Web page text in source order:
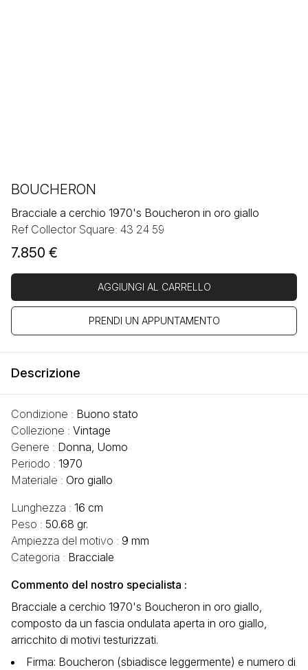
BOUCHERON
Bracciale a cerchio 1970's Boucheron in oro giallo
Ref Collector Square: 43 24 59
7.850 €
AGGIUNGI AL CARRELLO
PRENDI UN APPUNTAMENTO
Descrizione
Condizione : Buono stato
Collezione : Vintage
Genere : Donna, Uomo
Periodo : 1970
Materiale : Oro giallo
Lunghezza : 16 cm
Peso : 50.68 gr.
Ampiezza del motivo : 9 mm
Categoria : Bracciale
Commento del nostro specialista :
Bracciale a cerchio 1970's Boucheron in oro giallo,
composto da un fascia ondulata aperta in oro giallo,
arricchito di motivi testurizzati.
Firma: Boucheron (sbiadisce leggermente) e numero di